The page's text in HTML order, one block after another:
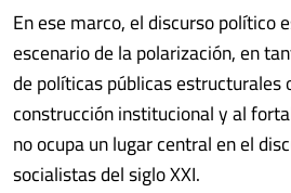
En ese marco, el discurso político
escenario de la polarización, en
de políticas públicas estructurales
construcción institucional y al
no ocupa un lugar central en el
socialistas del siglo XXI.